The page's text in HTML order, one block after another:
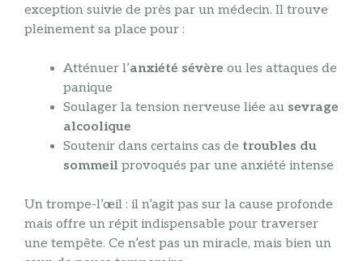
exception suivie de près par un médecin. Il trouve
pleinement sa place pour :
Atténuer l’anxiété sévère ou les attaques de
panique
Soulager la tension nerveuse liée au sevrage
alcoolique
Soutenir dans certains cas de troubles du
sommeil provoqués par une anxiété intense
Un trompe-l’œil : il n’agit pas sur la cause profonde
mais offre un répit indispensable pour traverser
une tempête. Ce n’est pas un miracle, mais bien un